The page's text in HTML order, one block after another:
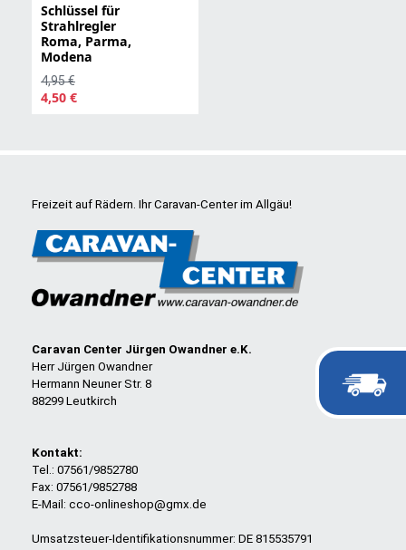
Schlüssel für
Strahlregler
Roma, Parma,
Modena
4,95 €
4,50 €
Freizeit auf Rädern. Ihr Caravan-Center im Allgäu!
Caravan Center Jürgen Owandner e.K.
Herr Jürgen Owandner
Hermann Neuner Str. 8
88299 Leutkirch
Kontakt:
Tel.: 07561/9852780
Fax: 07561/9852788
E-Mail: cco-onlineshop@gmx.de
Umsatzsteuer-Identifikationsnummer: DE 815535791